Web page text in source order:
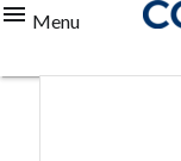
Menu